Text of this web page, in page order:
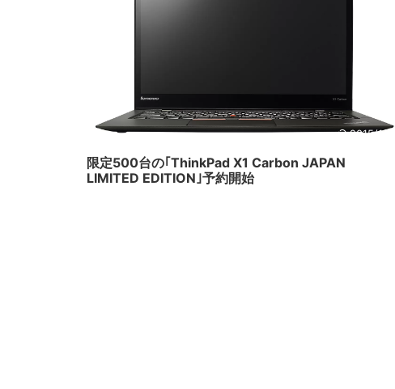
2015/1/26
限定500台の｢ThinkPad X1 Carbon JAPAN
LIMITED EDITION｣予約開始